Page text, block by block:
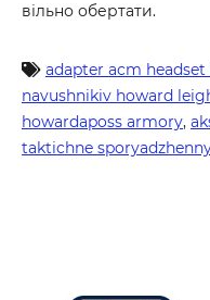
вільно обертати.
adapter acm
navushnikiv howard
howardaposs armory,
taktichne